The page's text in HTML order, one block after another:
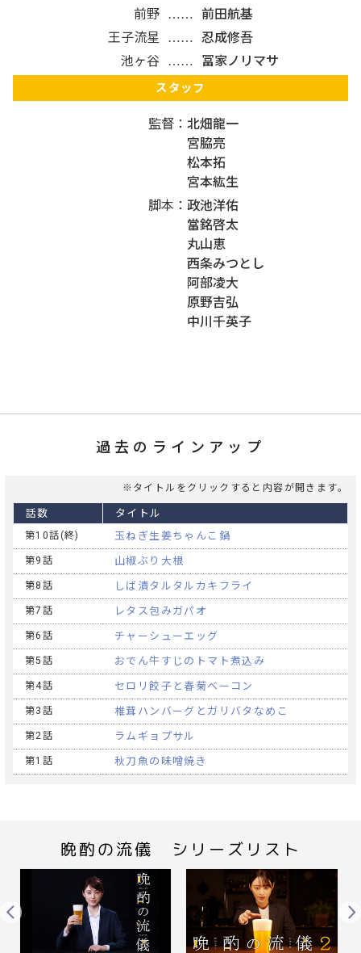
前野
前田航基
王子流星
忍成修吾
池ヶ谷
冨家ノリマサ
スタッフ
監督
北畑龍一
宮脇亮
松本拓
宮本紘生
脚本
政池洋佑
當銘啓太
丸山恵
西条みつとし
阿部凌大
原野吉弘
中川千英子
過去のラインアップ
※タイトルをクリックすると内容が開きます。
話数 タイトル
第10話(終) 玉ねぎ生姜ちゃんこ鍋
第9話 山椒ぶり大根
第8話 しば漬タルタルカキフライ
第7話 レタス包みガパオ
第6話 チャーシューエッグ
第5話 おでん牛すじのトマト煮込み
第4話 セロリ餃子と春菊ベーコン
第3話 椎茸ハンバーグとガリバタなめこ
第2話 ラムギョプサル
第1話 秋刀魚の味噌焼き
晩酌の流儀 シリーズリスト